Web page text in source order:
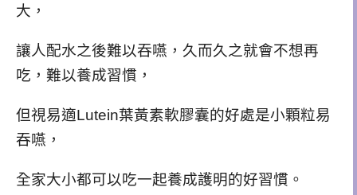
大，
讓人配水之後難以吞嚥，久而久之就會不想再
吃，難以養成習慣，
但視易適Lutein葉黃素軟膠囊的好處是小顆粒易
吞嚥，
全家大小都可以吃一起養成護明的好習慣。